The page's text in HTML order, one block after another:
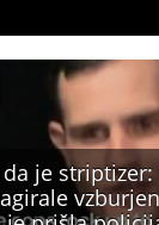
je striptizer: